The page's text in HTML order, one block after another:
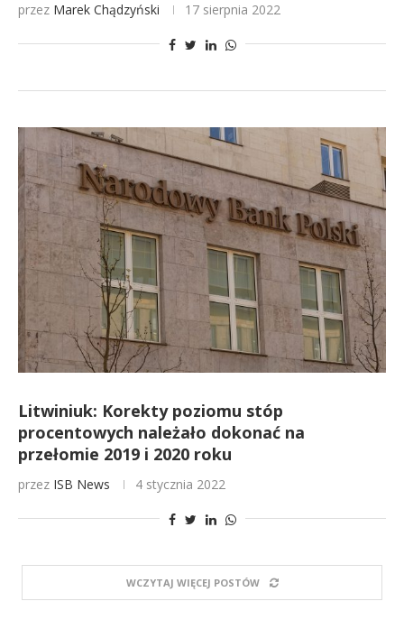
przez Marek Chądzyński 17 sierpnia 2022
Litwiniuk: Korekty poziomu stóp
procentowych należało dokonać na
przełomie 2019 i 2020 roku
przez ISB News 4 stycznia 2022
WCZYTAJ WIĘCEJ POSTÓW